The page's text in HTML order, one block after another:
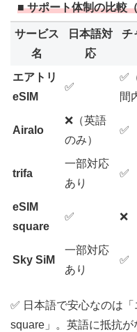
■ サポート体制の比較
サービス
名
日本語対
応
チ
エアトリ
eSIM
✅
✅
間
Airalo
❌（英語
のみ）
✅
trifa
一部対応
あり
✅
eSIM
square
✅ ❌
Sky SiM
一部対応
あり
✅
✅ 日本語で安心なのは
square」。英語に抵抗